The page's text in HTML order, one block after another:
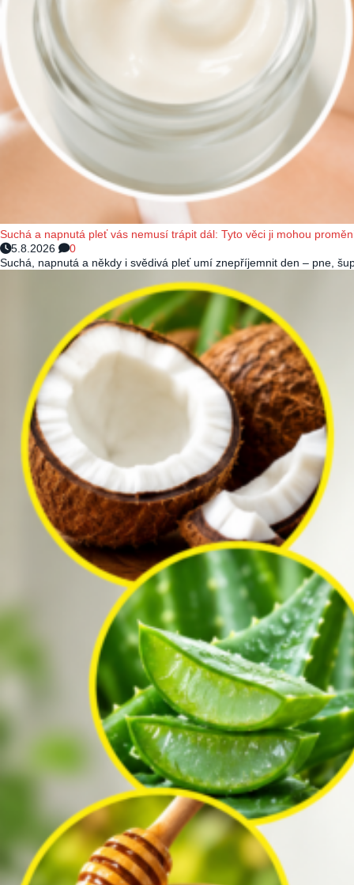
Suchá a napnutá pleť vás nemusí trápit dál: Tyto věci ji mohou
5.8.2026
0
Suchá, napnutá a někdy i svědivá pleť umí znepříjemnit den – pne,